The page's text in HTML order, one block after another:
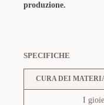
produzione.
SPECIFICHE
CURA DEI
I